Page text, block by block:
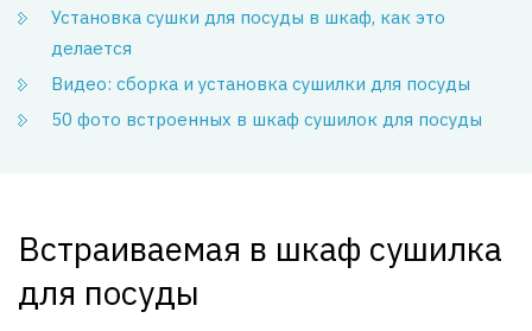
Установка сушки для посуды в шкаф, как это
делается
Видео: сборка и установка сушилки для посуды
50 фото встроенных в шкаф сушилок для посуды
Встраиваемая в шкаф сушилка
для посуды